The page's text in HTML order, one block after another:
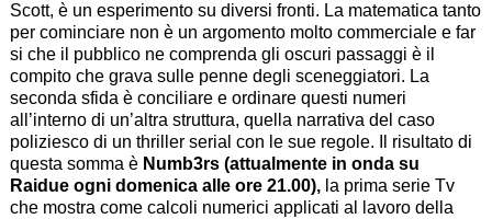
Scott, è un esperimento su diversi fronti. La matematica tanto
per cominciare non è un argomento molto commerciale e far
si che il pubblico ne comprenda gli oscuri passaggi è il
compito che grava sulle penne degli sceneggiatori. La
seconda sfida è conciliare e ordinare questi numeri
all’interno di un’altra struttura, quella narrativa del caso
poliziesco di un thriller serial con le sue regole. Il risultato di
questa somma è Numb3rs (attualmente in onda su
Raidue ogni domenica alle ore 21.00), la prima serie Tv
che mostra come calcoli numerici applicati al lavoro della